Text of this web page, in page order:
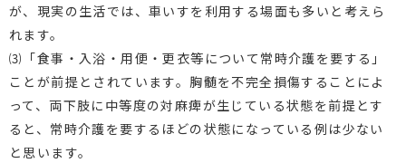
が、現実の生活では、車いすを利用する場面も多いと考えら
れます。
⑶「食事・入浴・用便・更衣等について常時介護を要する」
ことが前提とされています。胸髄を不完全損傷することによ
って、両下肢に中等度の対麻痺が生じている状態を前提とす
ると、常時介護を要するほどの状態になっている例は少ない
と思います。